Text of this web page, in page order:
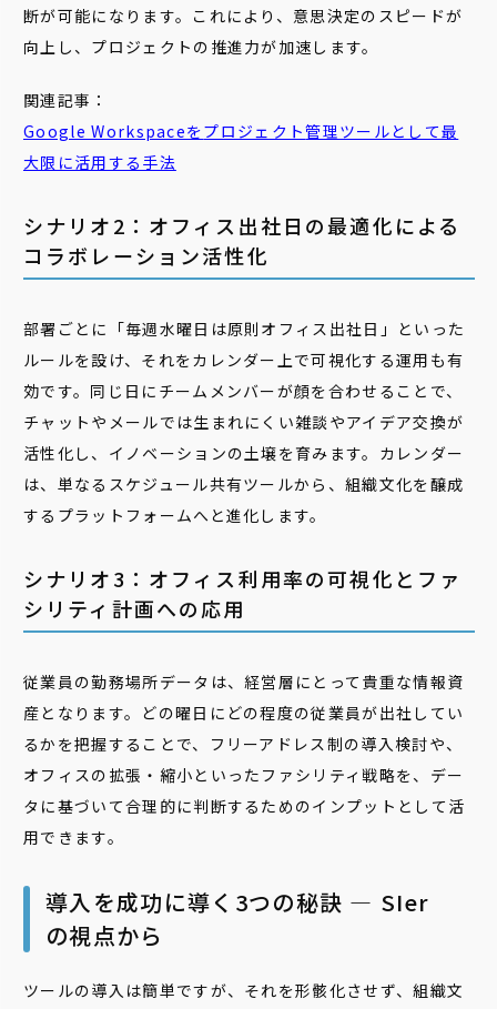
断が可能になります。これにより、意思決定のスピードが
向上し、プロジェクトの推進力が加速します。
関連記事：
Google Workspaceをプロジェクト管理ツールとして最
大限に活用する手法
シナリオ2：オフィス出社日の最適化による
コラボレーション活性化
部署ごとに「毎週水曜日は原則オフィス出社日」といった
ルールを設け、それをカレンダー上で可視化する運用も有
効です。同じ日にチームメンバーが顔を合わせることで、
チャットやメールでは生まれにくい雑談やアイデア交換が
活性化し、イノベーションの土壌を育みます。カレンダー
は、単なるスケジュール共有ツールから、組織文化を醸成
するプラットフォームへと進化します。
シナリオ3：オフィス利用率の可視化とファ
シリティ計画への応用
従業員の勤務場所データは、経営層にとって貴重な情報資
産となります。どの曜日にどの程度の従業員が出社してい
るかを把握することで、フリーアドレス制の導入検討や、
オフィスの拡張・縮小といったファシリティ戦略を、デー
タに基づいて合理的に判断するためのインプットとして活
用できます。
導入を成功に導く3つの秘訣 ― SIer
の視点から
ツールの導入は簡単ですが、それを形骸化させず、組織文